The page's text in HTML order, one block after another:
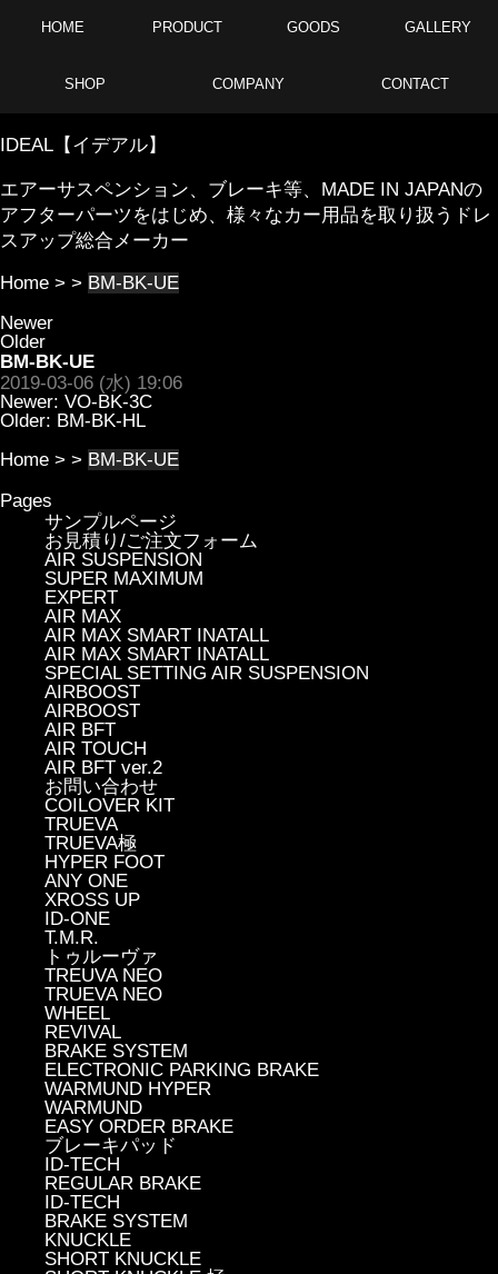
HOME PRODUCT GOODS GALLERY
SHOP COMPANY CONTACT
IDEAL【イデアル】
エアーサスペンション、ブレーキ等、MADE IN JAPANの
アフターパーツをはじめ、様々なカー用品を取り扱うドレ
スアップ総合メーカー
Home > > BM-BK-UE
Newer
Older
BM-BK-UE
2019-03-06 (水) 19:06
Newer: VO-BK-3C
Older: BM-BK-HL
Home > > BM-BK-UE
Pages
サンプルページ
お見積り/ご注文フォーム
AIR SUSPENSION
SUPER MAXIMUM
EXPERT
AIR MAX
AIR MAX SMART INATALL
AIR MAX SMART INATALL
SPECIAL SETTING AIR SUSPENSION
AIRBOOST
AIRBOOST
AIR BFT
AIR TOUCH
AIR BFT ver.2
お問い合わせ
COILOVER KIT
TRUEVA
TRUEVA極
HYPER FOOT
ANY ONE
XROSS UP
ID-ONE
T.M.R.
トゥルーヴァ
TREUVA NEO
TRUEVA NEO
WHEEL
REVIVAL
BRAKE SYSTEM
ELECTRONIC PARKING BRAKE
WARMUND HYPER
WARMUND
EASY ORDER BRAKE
ブレーキパッド
ID-TECH
REGULAR BRAKE
ID-TECH
BRAKE SYSTEM
KNUCKLE
SHORT KNUCKLE